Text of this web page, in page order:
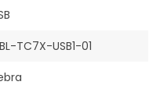
TC7X-USB1-01